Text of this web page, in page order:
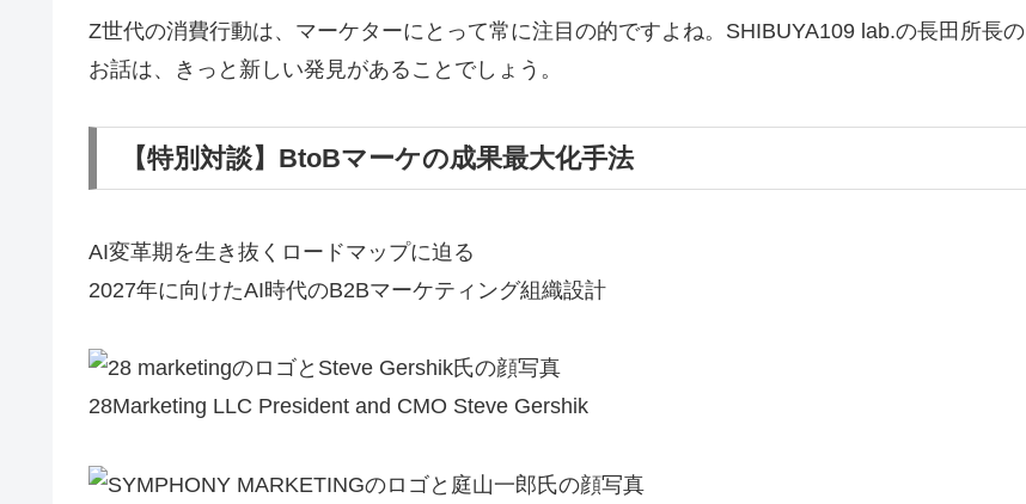
Z世代の消費行動は、マーケターにとって常に注目の的ですよね。SHIBUYA109 lab.の長田所長の
お話は、きっと新しい発見があることでしょう。
【特別対談】BtoBマーケの成果最大化手法
AI変革期を生き抜くロードマップに迫る
2027年に向けたAI時代のB2Bマーケティング組織設計
28Marketing LLC President and CMO Steve Gershik